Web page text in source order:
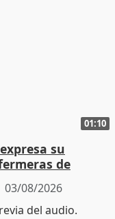
01:10
su
de
03/08/2026